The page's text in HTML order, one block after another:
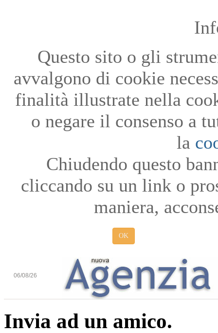
Questo sito o gli
avvalgono di cookie
finalità illustrate nella
o negare il consenso a
la
Chiudendo questo
cliccando su un link o
maniera,
OK
06/08/26
Invia ad un amico.